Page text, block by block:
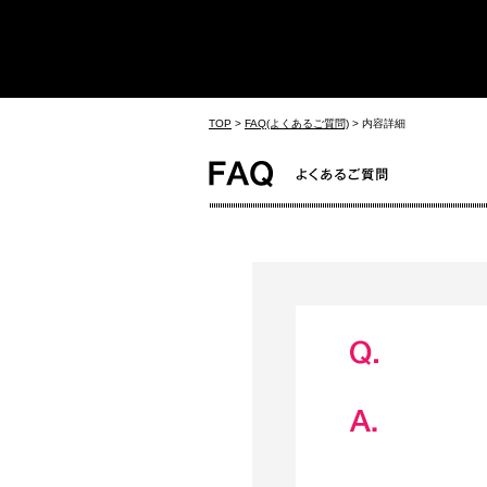
TOP > FAQ(よくあるご質問) > 内容詳細